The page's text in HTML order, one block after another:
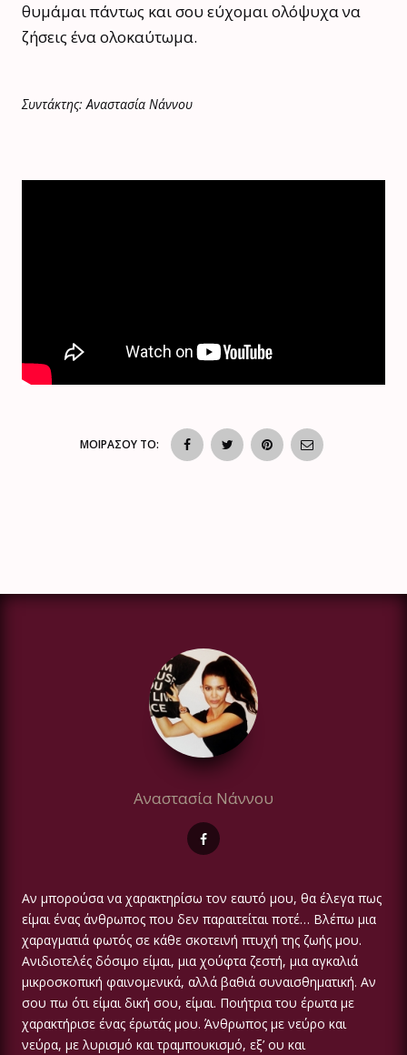
θυμάμαι πάντως και σου εύχομαι ολόψυχα να
ζήσεις ένα ολοκαύτωμα.
Συντάκτης: Αναστασία Νάννου
ΜΟΙΡΑΣΟΥ ΤΟ:
Αναστασία Νάννου
Αν μπορούσα να χαρακτηρίσω τον εαυτό μου, θα έλεγα πως
είμαι ένας άνθρωπος που δεν παραιτείται ποτέ… Βλέπω μια
χαραγματιά φωτός σε κάθε σκοτεινή πτυχή της ζωής μου.
Ανιδιοτελές δόσιμο είμαι, μια χούφτα ζεστή, μια αγκαλιά
μικροσκοπική φαινομενικά, αλλά βαθιά συναισθηματική. Αν
σου πω ότι είμαι δική σου, είμαι. Ποιήτρια του έρωτα με
χαρακτήρισε ένας έρωτάς μου. Άνθρωπος με νεύρο και
νεύρα, με λυρισμό και τραμπουκισμό, εξ’ ου και